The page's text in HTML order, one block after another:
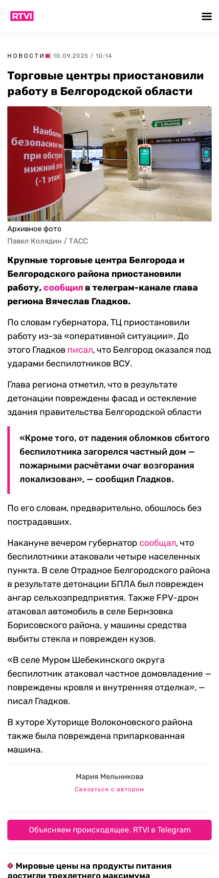
НОВОСТИ | 10.09.2025 / 10:14
Торговые центры приостановили
работу в Белгородской области
Архивное фото
Павел Колядин / ТАСС
Крупные торговые центра Белгорода и
Белгородского района приостановили
работу,сообщил в телеграм-канале глава
региона Вячеслав Гладков.
По словам губернатора, ТЦ приостановили
работу из-за «оперативной ситуации». До
этого Гладков писал, что Белгород оказался под
ударами беспилотников ВСУ.
Глава региона отметил, что в результате
детонации повреждены фасад и остекление
здания правительства Белгородской области
«Кроме того, от падения обломков сбитого
беспилотника загорелся частный дом —
пожарными расчётами очаг возгорания
локализован», — сообщил Гладков.
По его словам, предварительно, обошлось без
пострадавших.
Накануне вечером губернатор сообщал, что
беспилотники атаковали четыре населенных
пункта. В селе Отрадное Белгородского района
в результате детонации БПЛА был поврежден
ангар сельхозпредприятия. Также FPV-дрон
атаковал автомобиль в селе Бернзовка
Борисовского района, у машины средства
выбиты стекла и поврежден кузов.
«В селе Муром Шебекинского округа
беспилотник атаковал частное домовладение —
повреждены кровля и внутренняя отделка», —
писал Гладков.
В хуторе Хуторище Волоконовского района
также была повреждена припаркованная
машина.
Мария Мельникова
Связаться с автором
Объясняем происходящее. RTVI в Telegram
Мировые цены на продукты питания
достигли трехлетнего максимума